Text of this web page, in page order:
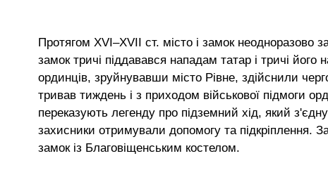
Протягом XVI–XVII ст. місто і замок неодноразово
замок тричі піддавався нападам татар і тричі
ординців, зруйнувавши місто Рівне, здійснили
тривав тиждень і з приходом військової підмоги
переказують легенду про підземний хід, який
захисники отримували допомогу та підкріплення.
замок із Благовіщенським костелом.